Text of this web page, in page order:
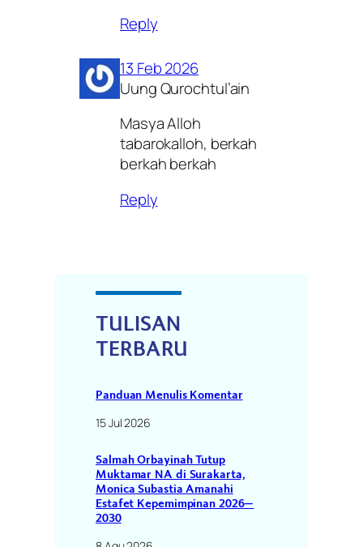
Reply
13 Feb 2026
Uung Qurochtul’ain
Masya Alloh
tabarokalloh, berkah
berkah berkah
Reply
TULISAN
TERBARU
Panduan Menulis Komentar
15 Jul 2026
Salmah Orbayinah Tutup
Muktamar NA di Surakarta,
Monica Subastia Amanahi
Estafet Kepemimpinan 2026–
2030